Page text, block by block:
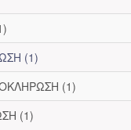
(1)
(1)
(1)